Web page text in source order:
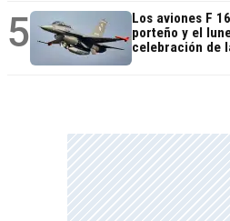
5
Los aviones F
porteño y el
celebración de